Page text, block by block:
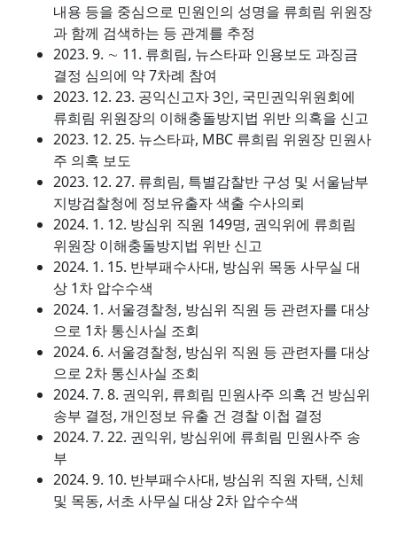
내용 등을 중심으로 민원인의 성명을 류희림 위원장
과 함께 검색하는 등 관계를 추정
2023. 9. ∼ 11. 류희림, 뉴스타파 인용보도 과징금
결정 심의에 약 7차례 참여
2023. 12. 23. 공익신고자 3인, 국민권익위원회에
류희림 위원장의 이해충돌방지법 위반 의혹을 신고
2023. 12. 25. 뉴스타파, MBC 류희림 위원장 민원사
주 의혹 보도
2023. 12. 27. 류희림, 특별감찰반 구성 및 서울남부
지방검찰청에 정보유출자 색출 수사의뢰
2024. 1. 12. 방심위 직원 149명, 권익위에 류희림
위원장 이해충돌방지법 위반 신고
2024. 1. 15. 반부패수사대, 방심위 목동 사무실 대
상 1차 압수수색
2024. 1. 서울경찰청, 방심위 직원 등 관련자를 대상
으로 1차 통신사실 조회
2024. 6. 서울경찰청, 방심위 직원 등 관련자를 대상
으로 2차 통신사실 조회
2024. 7. 8. 권익위, 류희림 민원사주 의혹 건 방심위
송부 결정, 개인정보 유출 건 경찰 이첩 결정
2024. 7. 22. 권익위, 방심위에 류희림 민원사주 송
부
2024. 9. 10. 반부패수사대, 방심위 직원 자택, 신체
및 목동, 서초 사무실 대상 2차 압수수색